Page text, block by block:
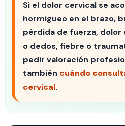
Si el dolor cervical se
hormigueo en el brazo,
pérdida de fuerza, dolor
o dedos, fiebre o
pedir valoración
también cuándo
cervical.